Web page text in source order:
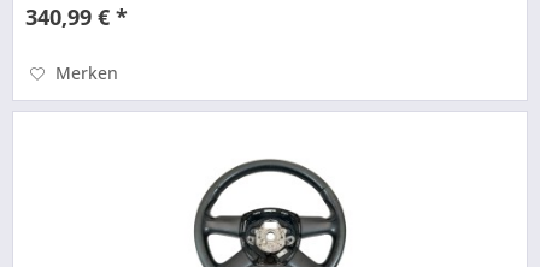
340,99 € *
Merken